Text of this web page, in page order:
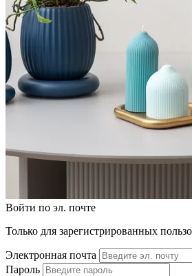
Войти по эл. почте
Только для зарегистрированных
Электронная почта
Пароль